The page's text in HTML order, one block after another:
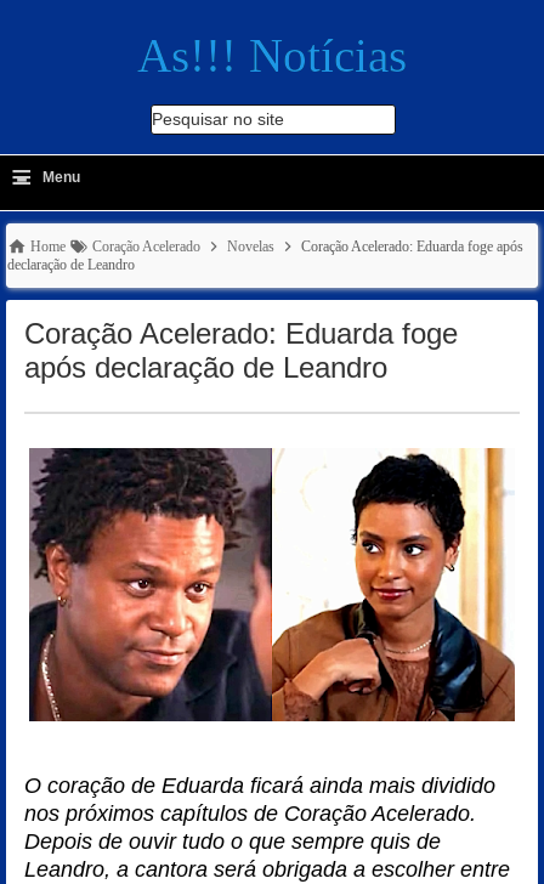
As!!! Notícias
Pesquisar no site
-
≡ Menu
Home Coração Acelerado Novelas
Coração Acelerado: Eduarda foge após
declaração de Leandro
Coração Acelerado: Eduarda foge
após declaração de Leandro
O coração de Eduarda ficará ainda mais dividido
nos próximos capítulos de Coração Acelerado.
Depois de ouvir tudo o que sempre quis de
Leandro, a cantora será obrigada a escolher entre